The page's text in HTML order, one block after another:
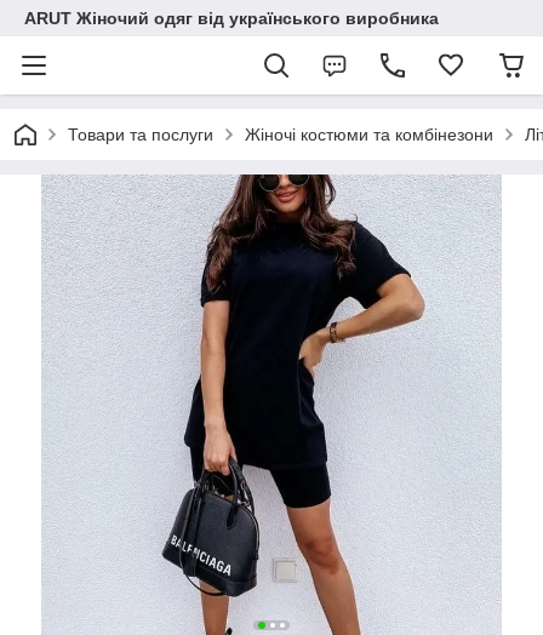
ARUT Жіночий одяг від українського виробника
Товари та послуги Жіночі костюми та комбінезони